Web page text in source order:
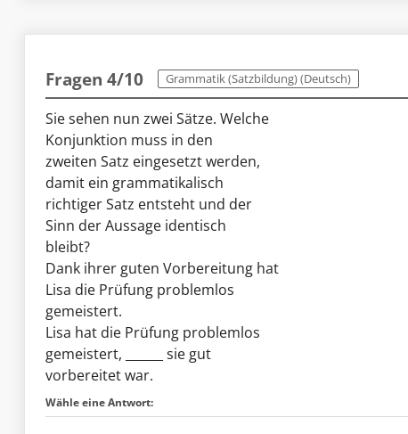
Fragen 4/10 Grammatik (Satzbildung) (Deutsch)
Sie sehen nun zwei Sätze. Welche
Konjunktion muss in den
zweiten Satz eingesetzt werden,
damit ein grammatikalisch
richtiger Satz entsteht und der
Sinn der Aussage identisch
bleibt?
Dank ihrer guten Vorbereitung hat
Lisa die Prüfung problemlos
gemeistert.
Lisa hat die Prüfung problemlos
gemeistert, ______ sie gut
vorbereitet war.
Wähle eine Antwort: